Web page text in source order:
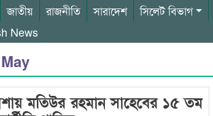
জাতীয় রাজনীতি সারাদেশ সিলেট বিভাগ
News
মতিউর রহমান সাহেবের ১৫ তম